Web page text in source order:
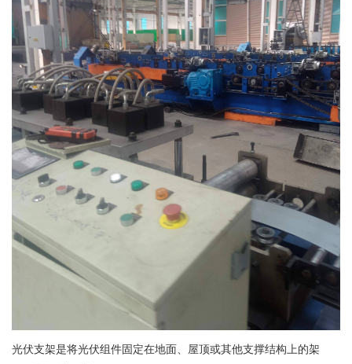
光伏支架是将光伏组件固定在地面、屋顶或其他支撑结构上的架